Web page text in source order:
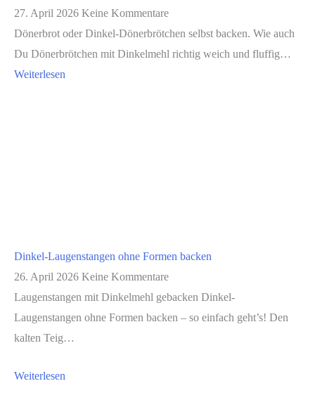
27. April 2026 Keine Kommentare
Dönerbrot oder Dinkel-Dönerbrötchen selbst backen. Wie auch
Du Dönerbrötchen mit Dinkelmehl richtig weich und fluffig…
Weiterlesen
Dinkel-Laugenstangen ohne Formen backen
26. April 2026 Keine Kommentare
Laugenstangen mit Dinkelmehl gebacken Dinkel-
Laugenstangen ohne Formen backen – so einfach geht’s! Den
kalten Teig…
Weiterlesen